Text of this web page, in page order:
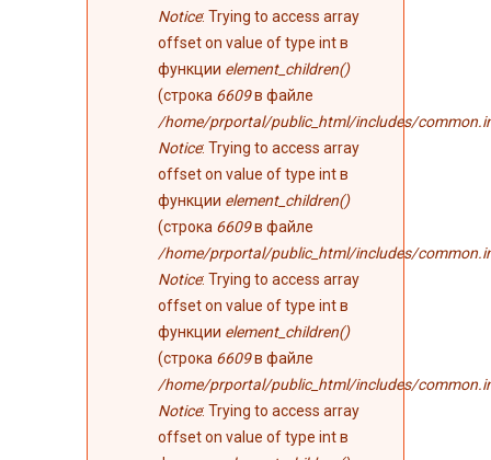
Notice: Trying to access array
offset on value of type int в
функции element_children()
(строка 6609в файле
/home/prportal/public_html/includes/
Notice: Trying to access array
offset on value of type int в
функции element_children()
(строка 6609в файле
/home/prportal/public_html/includes/
Notice: Trying to access array
offset on value of type int в
функции element_children()
(строка 6609в файле
/home/prportal/public_html/includes/
Notice: Trying to access array
offset on value of type int в